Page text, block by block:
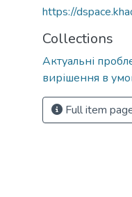
https://
Collections
Актуальні
вирішення в
Full item